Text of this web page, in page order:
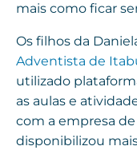
mais como ficar
Os filhos da
Adventista de
utilizado
as aulas e
com a empresa
disponibilizou